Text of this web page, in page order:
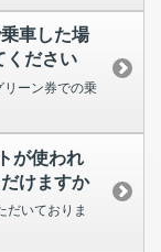
車した場
ください
リーン券での乗
が使われ
けますか
だいておりま